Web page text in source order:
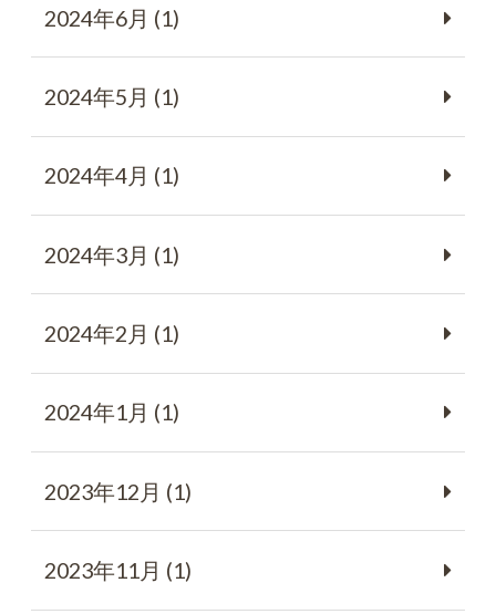
2024年6月 (1)
2024年5月 (1)
2024年4月 (1)
2024年3月 (1)
2024年2月 (1)
2024年1月 (1)
2023年12月 (1)
2023年11月 (1)